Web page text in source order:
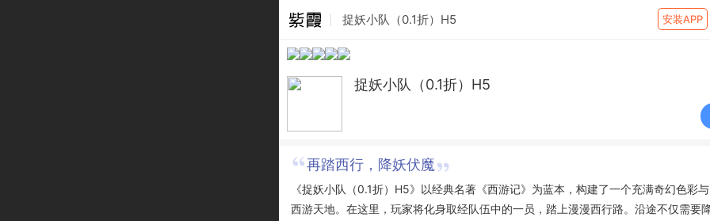
捉妖小队（0.1折）H5 安装APP
捉妖小队（0.1折）H5
再踏西行，降妖伏魔
《捉妖小队（0.1折）H5》以经典名著《西游记》为蓝本，构建了一个充满奇幻色彩
西游天地。在这里，玩家将化身取经队伍中的一员，踏上漫漫西行路。沿途不仅需要